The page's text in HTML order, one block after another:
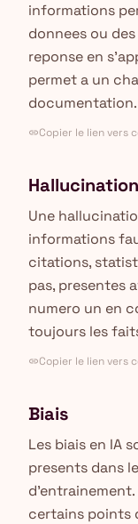
informations
donnees ou
reponse en
permet a un
documentation.
linkCopier le lien vers
Hallucination
Une
informations
citations,
pas, presentes
numero un en
toujours les
linkCopier le lien vers
Biais
Les biais en IA
presents dans
certains points